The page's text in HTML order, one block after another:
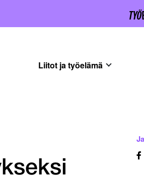
Liitot ja työelämä